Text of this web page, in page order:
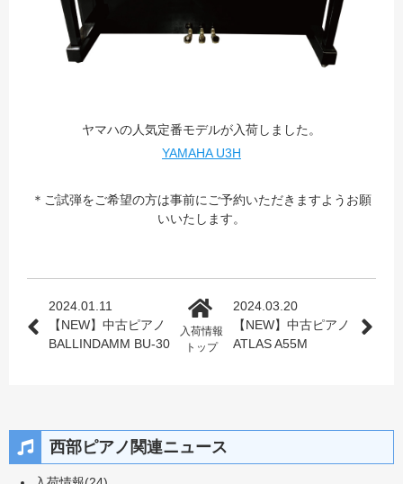
ヤマハの人気定番モデルが入荷しました。
YAMAHA U3H
＊ご試弾をご希望の方は事前にご予約いただきますようお願
いいたします。
2024.01.11
【NEW】中古ピアノ
BALLINDAMM BU-30
入荷情報
トップ
2024.03.20
【NEW】中古ピアノ
ATLAS A55M
西部ピアノ関連ニュース